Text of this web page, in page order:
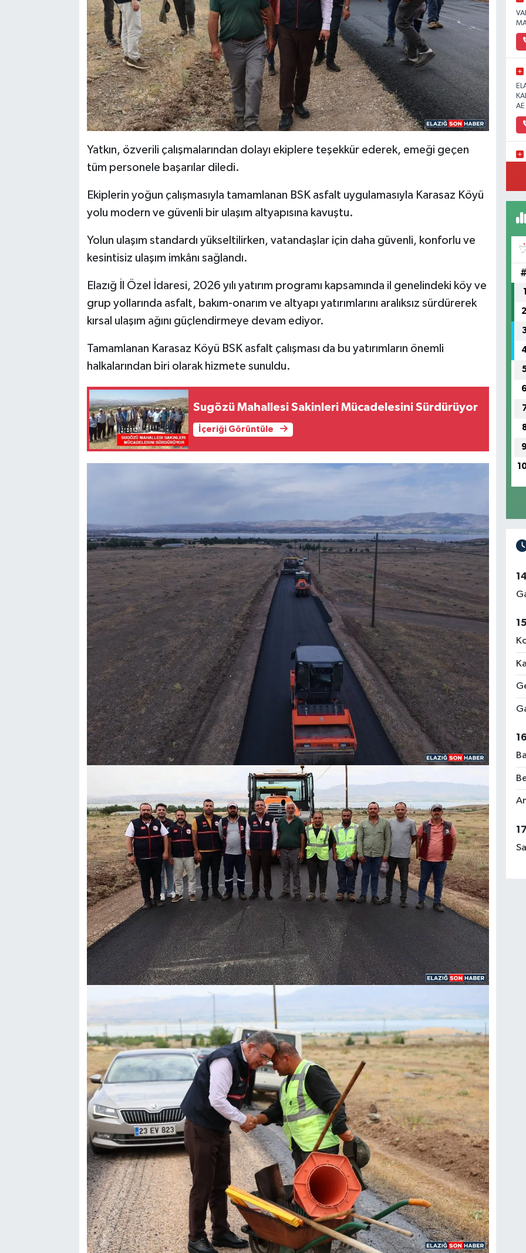
Yatkın, özverili çalışmalarından dolayı ekiplere teşekkür ederek, emeği geçen
tüm personele başarılar diledi.
Ekiplerin yoğun çalışmasıyla tamamlanan BSK asfalt uygulamasıyla Karasaz Köyü
yolu modern ve güvenli bir ulaşım altyapısına kavuştu.
Yolun ulaşım standardı yükseltilirken, vatandaşlar için daha güvenli, konforlu ve
kesintisiz ulaşım imkânı sağlandı.
Elazığ İl Özel İdaresi, 2026 yılı yatırım programı kapsamında il genelindeki köy ve
grup yollarında asfalt, bakım-onarım ve altyapı yatırımlarını aralıksız sürdürerek
kırsal ulaşım ağını güçlendirmeye devam ediyor.
Tamamlanan Karasaz Köyü BSK asfalt çalışması da bu yatırımların önemli
halkalarından biri olarak hizmete sunuldu.
Sugözü Mahallesi Sakinleri Mücadelesini Sürdürüyor
İçeriği Görüntüle
AE
#
1
2
6
9